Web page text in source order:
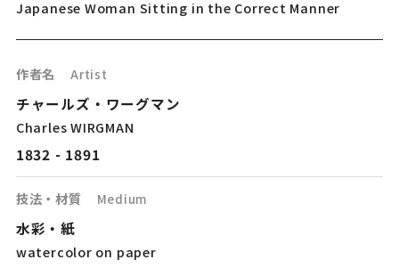
Japanese Woman Sitting in the Correct Manner
作者名 Artist
チャールズ・ワーグマン
Charles WIRGMAN
1832 - 1891
技法・材質 Medium
水彩・紙
watercolor on paper